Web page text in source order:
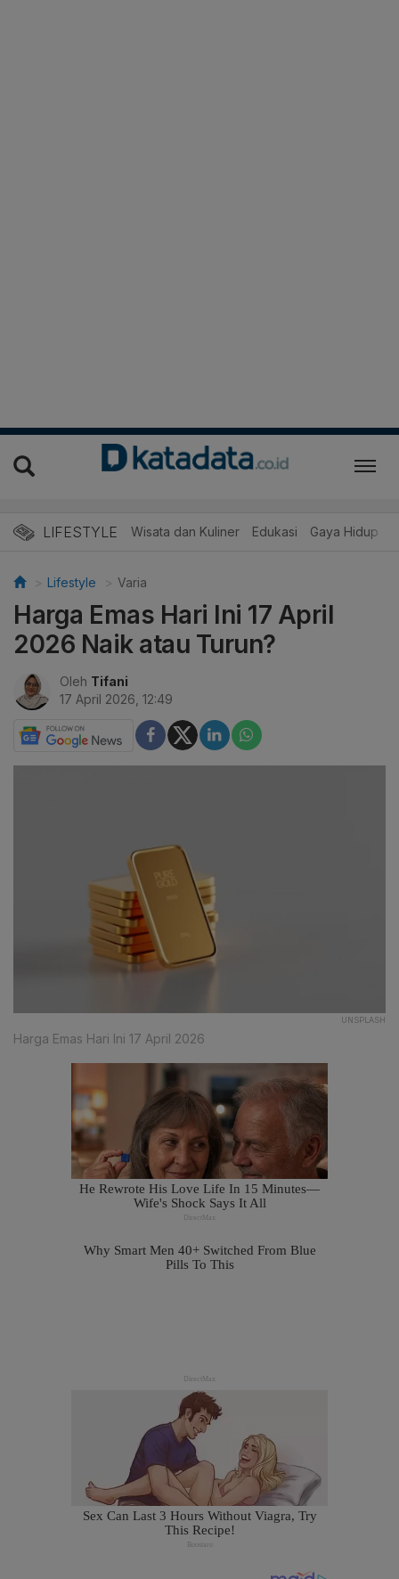
LIFESTYLE Wisata dan Kuliner Edukasi Gaya Hidup
Lifestyle Varia
Harga Emas Hari Ini 17 April
2026 Naik atau Turun?
Oleh Tifani
17 April 2026, 12:49
UNSPLASH
Harga Emas Hari Ini 17 April 2026